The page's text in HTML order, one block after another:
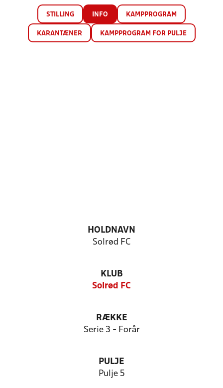
STILLING INFO KAMPPROGRAM
KARANTÆNER KAMPPROGRAM FOR PULJE
HOLDNAVN
Solrød FC
KLUB
Solrød FC
RÆKKE
Serie 3 - Forår
PULJE
Pulje 5